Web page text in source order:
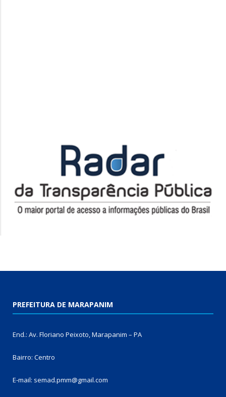
PREFEITURA DE MARAPANIM
End.: Av. Floriano Peixoto, Marapanim – PA
Bairro: Centro
E-mail: semad.pmm@gmail.com